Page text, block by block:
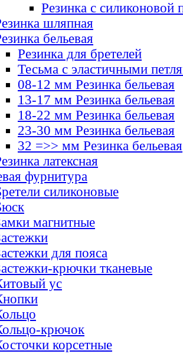
Резинка с силиконовой
шляпная
бельевая
Резинка для бретелей
Тесьма с эластичными
08-12 мм Резинка бельевая
13-17 мм Резинка бельевая
18-22 мм Резинка бельевая
23-30 мм Резинка бельевая
32 =>> мм Резинка бельевая
латексная
фурнитура
силиконовые
магнитные
для пояса
крючки тканевые
ус
крючок
корсетные